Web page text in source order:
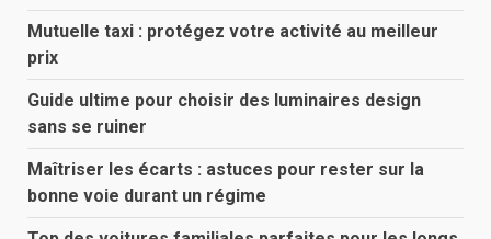
Mutuelle taxi : protégez votre activité au meilleur
prix
Guide ultime pour choisir des luminaires design
sans se ruiner
Maîtriser les écarts : astuces pour rester sur la
bonne voie durant un régime